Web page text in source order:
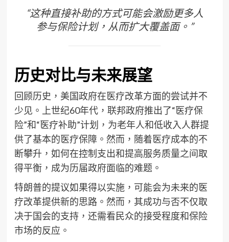
“这种直接补助的方式可能会激励更多人
参与保险计划，从而扩大覆盖面。”
历史对比与未来展望
回顾历史，美国政府在医疗改革方面的尝试并不
少见。上世纪60年代，联邦政府推出了“医疗保
险”和“医疗补助”计划，为老年人和低收入人群提
供了基本的医疗保障。然而，随着医疗成本的不
断攀升，如何在控制支出和提高服务质量之间取
得平衡，成为历届政府面临的难题。
特朗普的提议如果得以实施，可能会为未来的医
疗改革提供新的思路。然而，其成功与否不仅取
决于国会的支持，还需看民众的接受程度和保险
市场的反应。